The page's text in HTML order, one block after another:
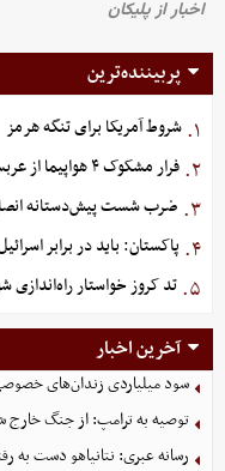
پربیننده‌ترین
۱. شروط آمریکا برای تنگه هرمز
۲. فرار مشکوک ۴ هواپیما از عربستان
۳. ضرب شست پیش‌دستانه
۴. پاکستان: باید در برابر
۵. تد کروز خواستار
آخرین اخبار
سود میلیاردی زندان‌های
توصیه به ترامپ: از جنگ خارج
رسانه عبری: نتانیاهو دست به